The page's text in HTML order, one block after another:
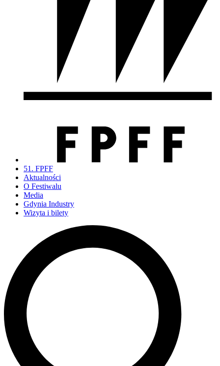
51. FPFF
Aktualności
O Festiwalu
Media
Gdynia Industry
Wizyta i bilety